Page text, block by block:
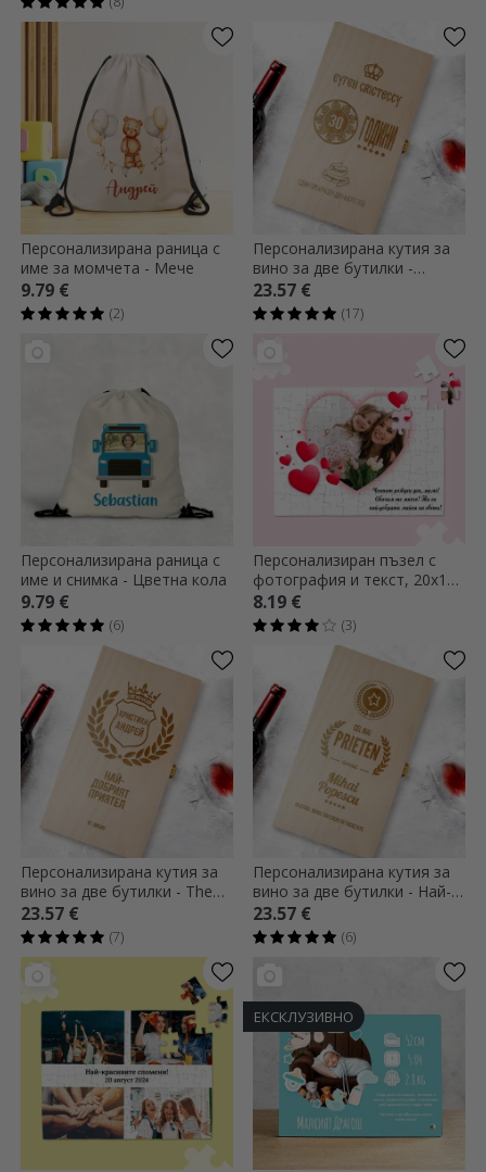
Персонализирана раница с
име за момчета - Мече
9.79 €
(2)
Персонализирана кутия за
вино за две бутилки -
Честит рожден ден!
23.57 €
(17)
Персонализирана раница с
име и снимка - Цветна кола
9.79 €
(6)
Персонализиран пъзел с
фотография и текст, 20x15
см - Сърце
8.19 €
(3)
Персонализирана кутия за
вино за две бутилки - The
Best
23.57 €
(7)
Персонализирана кутия за
вино за две бутилки - Най-
доброто
23.57 €
(6)
ЕКСКЛУЗИВНО